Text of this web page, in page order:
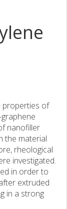
properties of
nanofiller
the material
rheological
investigated.
in order to
extruded
in a strong